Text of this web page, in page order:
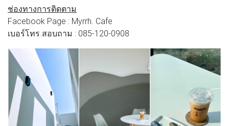
ช่องทางการติดตาม
Facebook Page : Myrrh. Cafe
เบอร์โทร.สอบถาม : 085-120-0908